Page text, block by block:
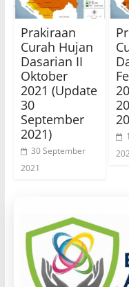
Prakiraan
Curah Hujan
Dasarian II
Oktober
2021 (Update
30
September
2021)
30 September
2021